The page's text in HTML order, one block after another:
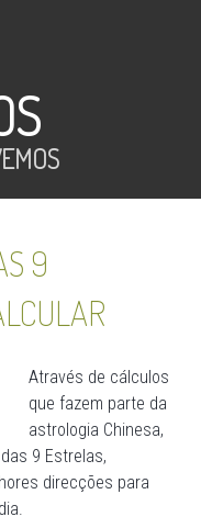
9
Através de cálculos
que fazem parte da
astrologia Chinesa,
9 Estrelas,
direcções para